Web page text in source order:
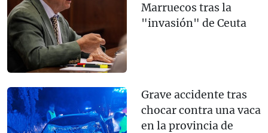
Marruecos tras la
"invasión" de Ceuta
Grave accidente tras
chocar contra una vaca
en la provincia de